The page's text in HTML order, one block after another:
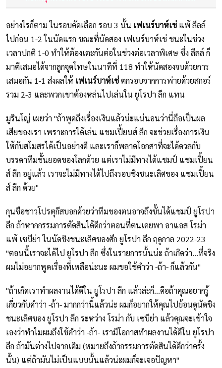
อย่างไรก็ตาม ในรอบคัดเลือก รอบ 3 นั้น เฟเนร์บาห์เช่แพ้ ลีลล์
ไปก่อน 1-2 ในนัดแรก ขณะที่นัดสอง เฟเนร์บาห์เช่ ชนะในช่วง
เวลาปกติ 1-0 ทำให้ต้องเตะกันต่อในช่วงต่อเวลาพิเศษ ซึ่ง ลีลล์ ก็
มาตีเสมอได้จากลูกจุดโทษในนาทีที่ 118 ทำให้นัดสองจบด้วยการ
เสมอกัน 1-1 ส่งผลให้ เฟเนร์บาห์เช่ตกรอบจากการพ่ายด้วยสกอร์
รวม 2-3 และพวกเขาต้องหล่นไปเล่นใน ยูโรปา ลีก แทน
มูรินโญ่ เผยว่า "ถ้าพูดถึงเรื่องเงินแล้วน่ะแน่นอนว่านี่ถือเป็นผล
เสียของเรา เพราะการได้เล่น แชมเปี้ยนส์ ลีก จะช่วยเรื่องการเงิน
ให้กับสโมสรได้เป็นอย่างดี และเราก็พลาดโอกสาที่จะได้ดวลกับ
บรรดาทีมชั้นยอดของโลกด้วย แต่เราไม่มีทางได้แชมป์ แชมเปี้ยน
ส์ ลีก อยู่แล้ว เราจะไม่มีทางได้ไปถึงรอบชิงชนะเลิศของ แชมเปี้ยน
ส์ ลีก ด้วย"
กุนซือชาวโปรตุกีสบอกด้วยว่าทีมของตนอาจถึงขั้นได้แชมป์ ยูโรปา
ลีก ถ้าหากกรรมการตัดสินได้ดีกว่าตอนที่ตนเคยพา อาแอส โรม่า
แพ้ เซบีย่า ในนัดชิงชนะเลิศของศึก ยูโรปา ลีก ฤดูกาล 2022-23
"ตอนนี้เราจะได้ไป ยูโรปา ลีก ซึ่งในรายการนั้นน่ะ ถ้าเกิดว่า...ที่จริง
ผมไม่อยากพูดเรื่องที่เหลือน่ะนะ ผมขอใช้คำว่า -ถ้า- ก็แล้วกัน"
"ถ้าเกิดเราทำผลงานได้ดีใน ยูโรปา ลีก แล้วล่ะก็...คือถ้าคุณอยากรู้
เกี่ยวกับคำว่า -ถ้า- มากกว่านี้แล้วน่ะ ผมก็อยากให้คุณไปย้อนดูนัดชิง
ชนะเลิศของ ยูโรปา ลีก ระหว่าง โรม่า กับ เซบีย่า แล้วคุณจะเข้าใจ
เองว่าทำไมผมถึงใช้คำว่า -ถ้า- เรามีโอกาสทำผลงานได้ดีใน ยูโรปา
ลีก ถ้ามันต่างไปจากเดิม (หมายถึงถ้ากรรมการตัดสินได้ดีกว่าครั้ง
นั้น) แต่ถ้ามันไม่เป็นแบบนั้นแล้วน่ะผมก็จะเจอปัญหา"